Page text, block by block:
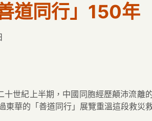
道同行」150年
十世紀上半期，中國同胞經歷顛沛流離
東華的「善道同行」展覽重溫這段救災